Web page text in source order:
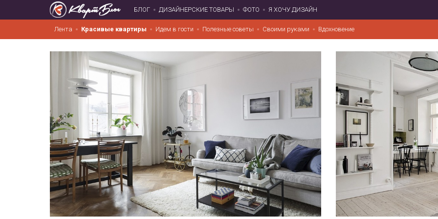
БЛОГ ДИЗАЙНЕРСКИЕ ТОВАРЫ ФОТО Я ХОЧУ ДИЗАЙН
Лента Красивые квартиры Идем в гости Полезные советы Своими руками Вдохновение